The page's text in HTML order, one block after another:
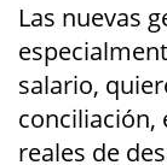
Las nuevas
salario,
conciliación,
reales de